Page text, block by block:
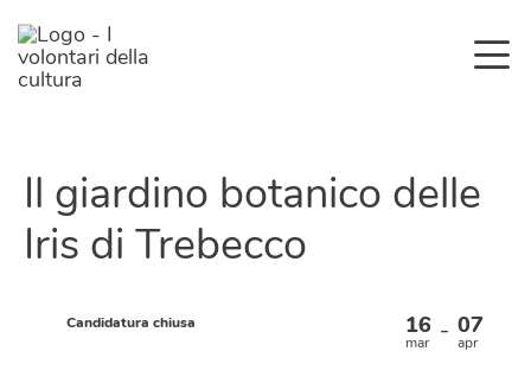
Il giardino botanico delle
Iris di Trebecco
Candidatura chiusa 16
mar
– 07
apr